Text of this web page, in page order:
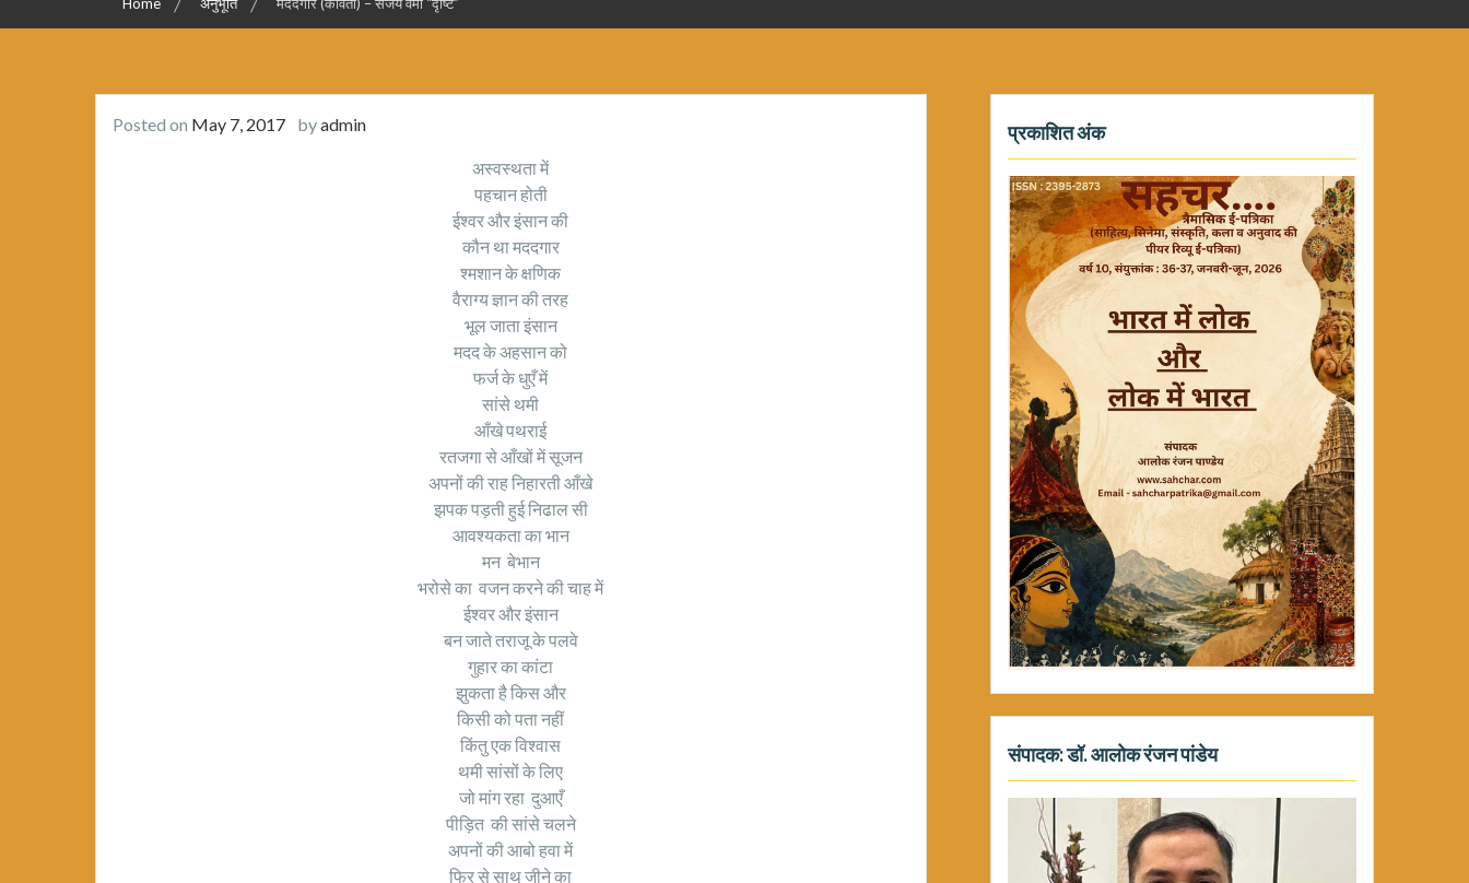
Home अनुभूति मददगार (कविता) – संजय वर्मा “दृष्टि”
Posted on May 7, 2017 byadmin
अस्वस्थता में
पहचान होती
ईश्वर और इंसान की
कौन था मददगार
श्मशान के क्षणिक
वैराग्य ज्ञान की तरह
भूल जाता इंसान
मदद के अहसान को
फर्ज के धुएँ में
सांसे थमी
आँखे पथराई
रतजगा से आँखों में सूजन
अपनों की राह निहारती आँखे
झपक पड़ती हुई निढाल सी
आवश्यकता का भान
मन बेभान
भरोसे का वजन करने की चाह में
ईश्वर और इंसान
बन जाते तराजू के पलवे
गुहार का कांटा
झुकता है किस और
किसी को पता नहीं
किंतु एक विश्वास
थमी सांसों के लिए
जो मांग रहा दुआएँ
पीड़ित की सांसे चलने
अपनों की आबो हवा में
फिर से साथ जीने का
प्रकाशित अंक
संपादक: डॉ. आलोक रंजन पांडेय